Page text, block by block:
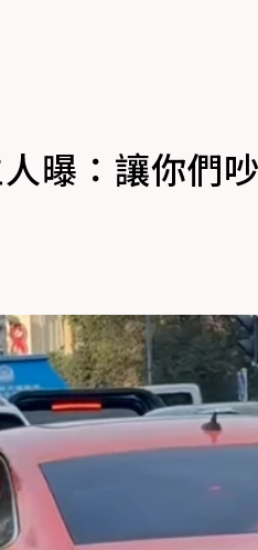
曝：讓你們